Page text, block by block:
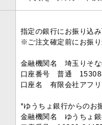
指定の銀行にお振り込
※ご注文確定前にお振
金融機関名 埼玉りそ
口座番号 普通
口座名 有限会社アフ
*ゆうちょ銀行からのお
金融機関名 ゆうちょ